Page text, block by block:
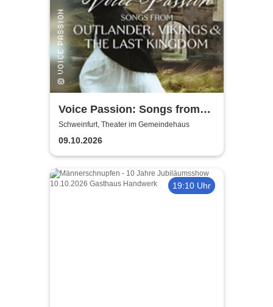
Voice Passion: Songs from
Outlander, Vikings & The Last
Kingdom
Schweinfurt, Theater im Gemeindehaus
09.10.2026
19:10 Uhr